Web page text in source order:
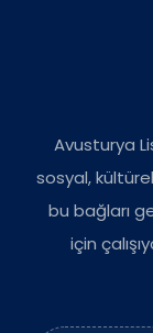
Avusturya
sosyal,
bu bağları
için